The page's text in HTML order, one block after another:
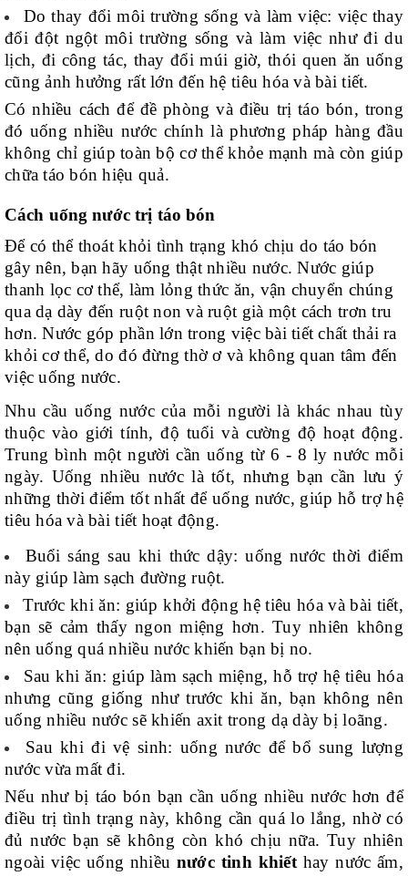
Do thay đổi môi trường sống và làm việc: việc thay
đổi đột ngột môi trường sống và làm việc như đi du
lịch, đi công tác, thay đổi múi giờ, thói quen ăn uống
cũng ảnh hưởng rất lớn đến hệ tiêu hóa và bài tiết.
Có nhiều cách để đề phòng và điều trị táo bón, trong
đó uống nhiều nước chính là phương pháp hàng đầu
không chỉ giúp toàn bộ cơ thể khỏe mạnh mà còn giúp
chữa táo bón hiệu quả.
Cách uống nước trị táo bón
Để có thể thoát khỏi tình trạng khó chịu do táo bón
gây nên, bạn hãy uống thật nhiều nước. Nước giúp
thanh lọc cơ thể, làm lỏng thức ăn, vận chuyển chúng
qua dạ dày đến ruột non và ruột già một cách trơn tru
hơn. Nước góp phần lớn trong việc bài tiết chất thải ra
khỏi cơ thể, do đó đừng thờ ơ và không quan tâm đến
việc uống nước.
Nhu cầu uống nước của mỗi người là khác nhau tùy
thuộc vào giới tính, độ tuổi và cường độ hoạt động.
Trung bình một người cần uống từ 6 - 8 ly nước mỗi
ngày. Uống nhiều nước là tốt, nhưng bạn cần lưu ý
những thời điểm tốt nhất để uống nước, giúp hỗ trợ hệ
tiêu hóa và bài tiết hoạt động.
Buổi sáng sau khi thức dậy: uống nước thời điểm
này giúp làm sạch đường ruột.
Trước khi ăn: giúp khởi động hệ tiêu hóa và bài tiết,
bạn sẽ cảm thấy ngon miệng hơn. Tuy nhiên không
nên uống quá nhiều nước khiến bạn bị no.
Sau khi ăn: giúp làm sạch miệng, hỗ trợ hệ tiêu hóa
nhưng cũng giống như trước khi ăn, bạn không nên
uống nhiều nước sẽ khiến axit trong dạ dày bị loãng.
Sau khi đi vệ sinh: uống nước để bổ sung lượng
nước vừa mất đi.
Nếu như bị táo bón bạn cần uống nhiều nước hơn để
điều trị tình trạng này, không cần quá lo lắng, nhờ có
đủ nước bạn sẽ không còn khó chịu nữa. Tuy nhiên
ngoài việc uống nhiều nước tinh khiếthay nước ấm,